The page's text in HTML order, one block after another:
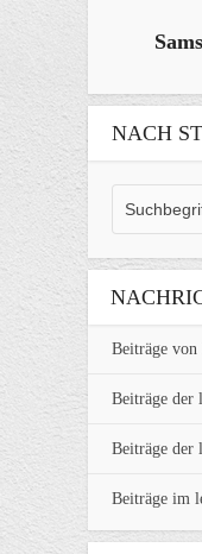
NACH
Beiträge von
Beiträge der
Beiträge der
Beiträge im